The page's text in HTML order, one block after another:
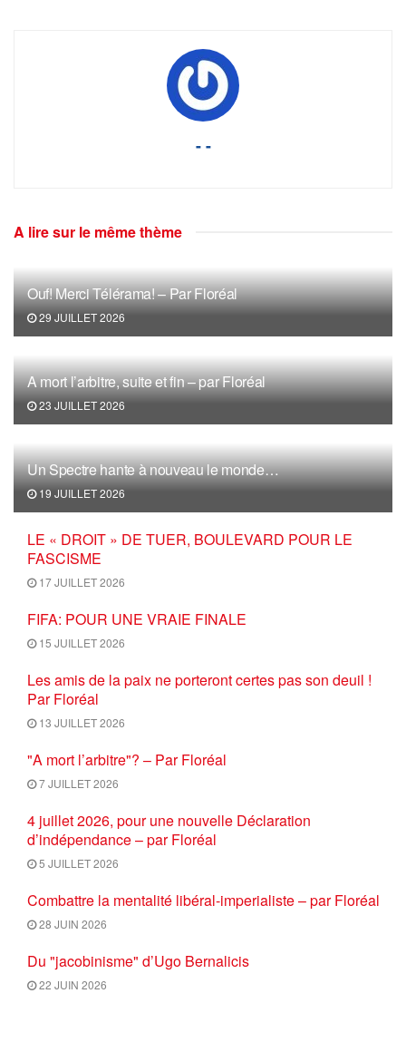
- -
A lire sur le même thème
Ouf! Merci Télérama! – Par Floréal
29 JUILLET 2026
A mort l’arbitre, suite et fin – par Floréal
23 JUILLET 2026
Un Spectre hante à nouveau le monde…
19 JUILLET 2026
LE « DROIT » DE TUER, BOULEVARD POUR LE
FASCISME
17 JUILLET 2026
FIFA: POUR UNE VRAIE FINALE
15 JUILLET 2026
Les amis de la paix ne porteront certes pas son deuil !
Par Floréal
13 JUILLET 2026
"A mort l’arbitre"? – Par Floréal
7 JUILLET 2026
4 juillet 2026, pour une nouvelle Déclaration
d’indépendance – par Floréal
5 JUILLET 2026
Combattre la mentalité libéral-imperialiste – par Floréal
28 JUIN 2026
Du "jacobinisme" d’Ugo Bernalicis
22 JUIN 2026